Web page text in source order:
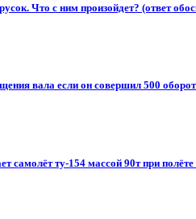
Что с ним произойдет? (ответ
вала если он совершил 500
самолёт ту-154 массой 90т при